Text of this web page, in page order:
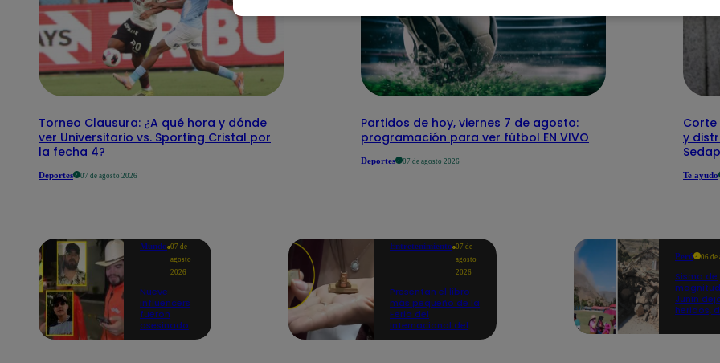
Torneo Clausura: ¿A qué hora y dónde
ver Universitario vs. Sporting Cristal por
la fecha 4?
Deportes 07 de agosto 2026
Partidos de hoy, viernes 7 de agosto:
programación para ver fútbol EN VIVO
Deportes 07 de agosto 2026
Corte
y
Te ayudo
Mundo 07 de
agosto
2026
Nueve
influencers
fueron
asesinados
Entretenimiento 07 de
agosto
2026
Presentan el libro
más pequeño de la
Feria del
Internacional del
Perú 06 de
Sismo de
Junín
heridos,
propició